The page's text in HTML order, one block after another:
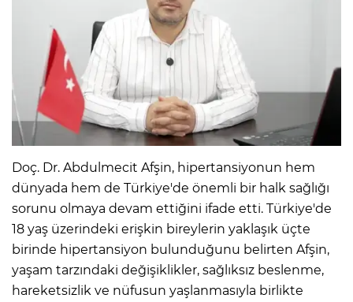
Doç. Dr. Abdulmecit Afşin, hipertansiyonun hem
dünyada hem de Türkiye'de önemli bir halk sağlığı
sorunu olmaya devam ettiğini ifade etti. Türkiye'de
18 yaş üzerindeki erişkin bireylerin yaklaşık üçte
birinde hipertansiyon bulunduğunu belirten Afşin,
yaşam tarzındaki değişiklikler, sağlıksız beslenme,
hareketsizlik ve nüfusun yaşlanmasıyla birlikte